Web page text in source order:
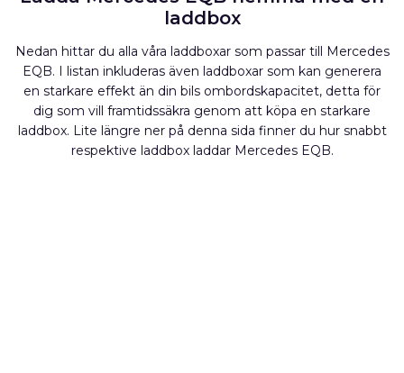
laddbox
Nedan hittar du alla våra laddboxar som passar till Mercedes
EQB. I listan inkluderas även laddboxar som kan generera
en starkare effekt än din bils ombordskapacitet, detta för
dig som vill framtidssäkra genom att köpa en starkare
laddbox. Lite längre ner på denna sida finner du hur snabbt
respektive laddbox laddar Mercedes EQB.